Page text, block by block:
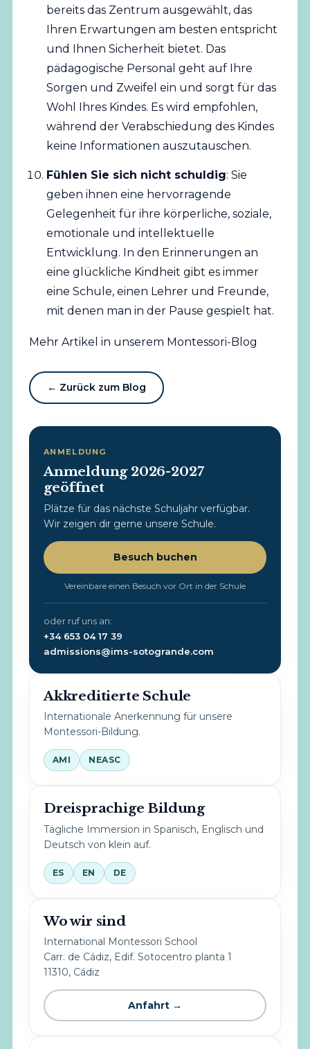
bereits das Zentrum ausgewählt, das
Ihren Erwartungen am besten entspricht
und Ihnen Sicherheit bietet. Das
pädagogische Personal geht auf Ihre
Sorgen und Zweifel ein und sorgt für das
Wohl Ihres Kindes. Es wird empfohlen,
während der Verabschiedung des Kindes
keine Informationen auszutauschen.
Fühlen Sie sich nicht schuldig: Sie
geben ihnen eine hervorragende
Gelegenheit für ihre körperliche, soziale,
emotionale und intellektuelle
Entwicklung. In den Erinnerungen an
eine glückliche Kindheit gibt es immer
eine Schule, einen Lehrer und Freunde,
mit denen man in der Pause gespielt hat.
Mehr Artikel in unserem Montessori-Blog
← Zurück zum Blog
ANMELDUNG
Anmeldung 2026-2027
geöffnet
Plätze für das nächste Schuljahr verfügbar.
Wir zeigen dir gerne unsere Schule.
Besuch buchen
Vereinbare einen Besuch vor Ort in der Schule
oder ruf uns an:
+34 653 04 17 39
admissions@ims-sotogrande.com
Akkreditierte Schule
Internationale Anerkennung für unsere
Montessori-Bildung.
AMI NEASC
Dreisprachige Bildung
Tägliche Immersion in Spanisch, Englisch und
Deutsch von klein auf.
ES EN DE
Wo wir sind
International Montessori School
Carr. de Cádiz, Edif. Sotocentro planta 1
11310, Cádiz
Anfahrt →